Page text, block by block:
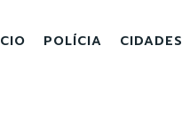
POLÍCIA CIDADES